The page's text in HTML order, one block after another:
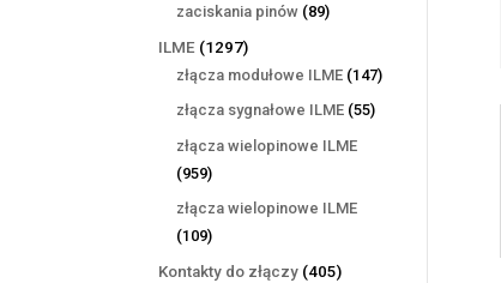
zaciskania pinów 8989
ILME 12971297
produktów
złącza modułowe ILME 147147
złącza sygnałowe ILME 5555
złącza wielopinowe ILME
959959
produktów
złącza wielopinowe ILME
109109
produktów
Kontakty do złączy 405405